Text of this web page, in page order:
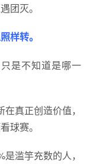
团灭。
样转。
是不知道是哪一
真正创造价值，
球赛。
滥竽充数的人，